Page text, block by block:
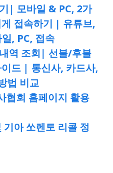
| 모바일 & PC, 2가
접속하기 | 유튜브,
, PC, 접속
역 조회| 선불/후불
드 | 통신사, 카드사,
법 비교
협회 홈페이지 활용
기아 쏘렌토 리콜 정